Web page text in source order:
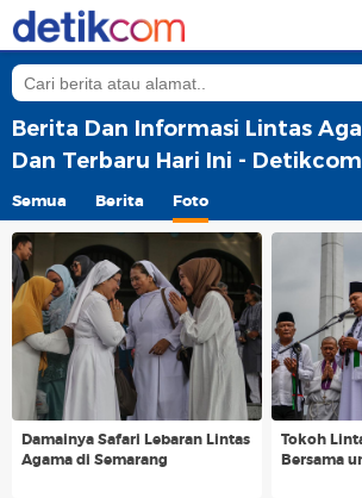
Berita Dan Informasi Lintas
Dan Terbaru Hari Ini - Detikcom
Semua Berita Foto
Damainya Safari Lebaran Lintas
Agama di Semarang
Tokoh
Bersama